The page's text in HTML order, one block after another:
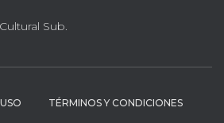
Sub.
TÉRMINOS Y CONDICIONES